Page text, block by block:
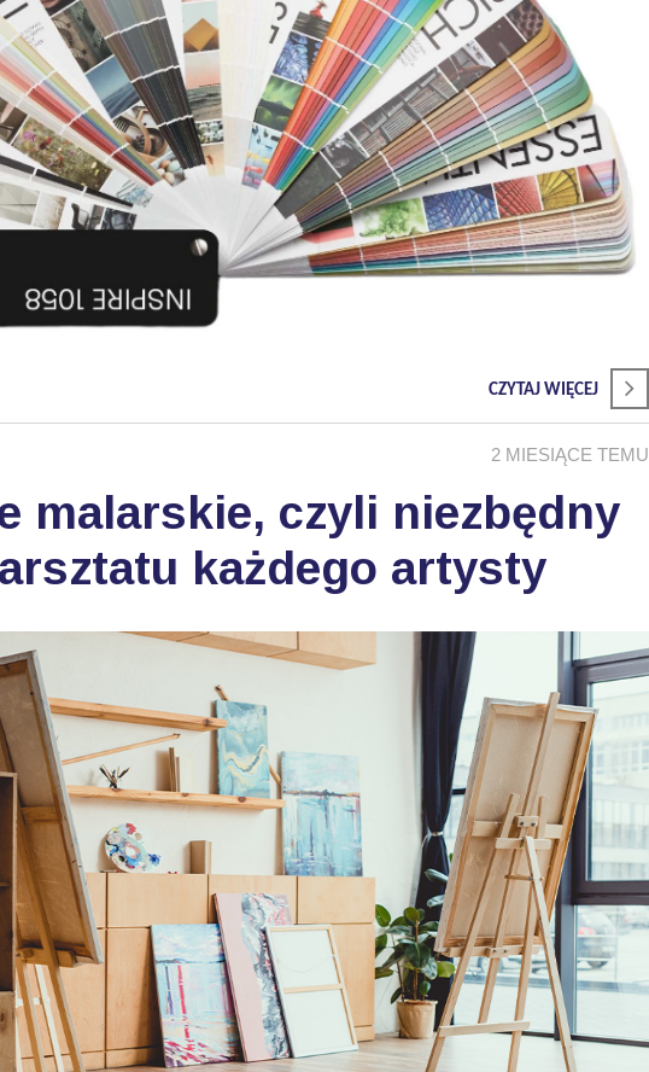
CZYTAJ WIĘCEJ
2 MIESIĄCE TEMU
malarskie, czyli niezbędny
każdego artysty